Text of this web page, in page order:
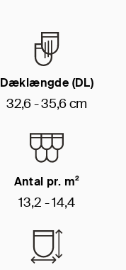
Dæklængde (DL)
32,6 - 35,6 cm
Antal pr. m²
13,2 - 14,4